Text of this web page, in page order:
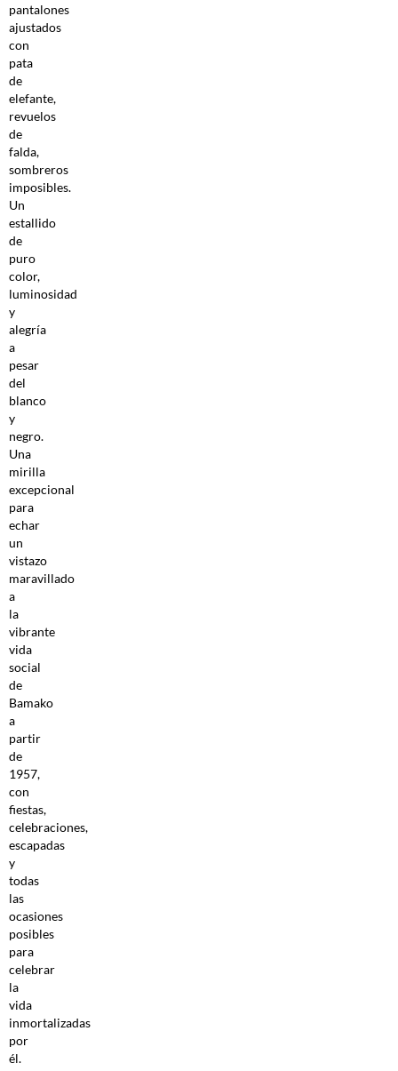
pantalones
ajustados
con
pata
de
elefante,
revuelos
de
falda,
sombreros
imposibles.
Un
estallido
de
puro
color,
luminosidad
y
alegría
a
pesar
del
blanco
y
negro.
Una
mirilla
excepcional
para
echar
un
vistazo
maravillado
a
la
vibrante
vida
social
de
Bamako
a
partir
de
1957,
con
fiestas,
celebraciones,
escapadas
y
todas
las
ocasiones
posibles
para
celebrar
la
vida
inmortalizadas
por
él.